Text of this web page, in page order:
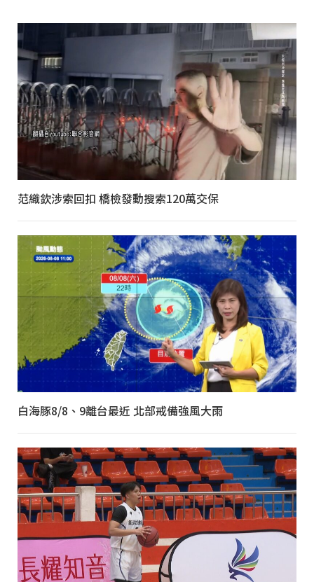
范織欽涉索回扣 橋檢發動搜索120萬交保
白海豚8/8、9離台最近 北部戒備強風大雨